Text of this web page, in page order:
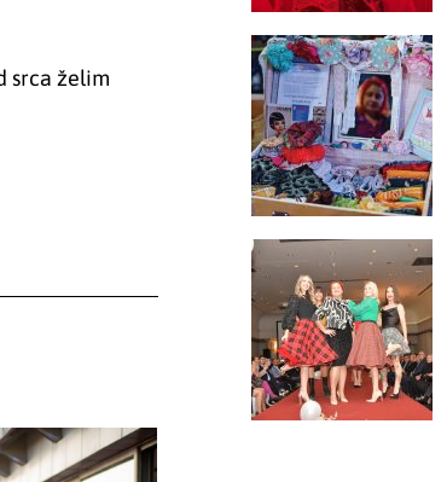
srca želim